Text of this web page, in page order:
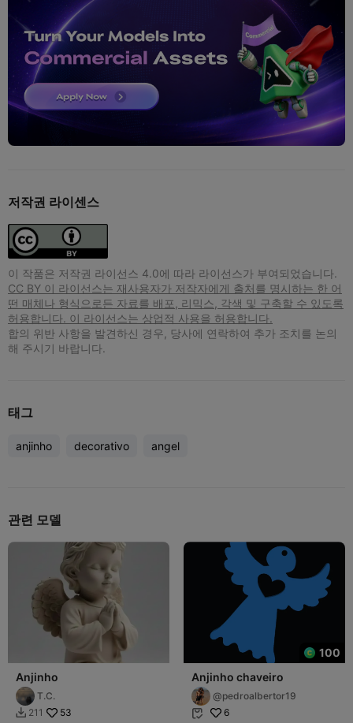
저작권 라이센스
이 작품은 저작권 라이선스 4.0에 따라 라이선스가 부여되었습니다.
CC BY 이 라이선스는 재사용자가 저작자에게 출처를 명시하는 한 어
떤 매체나 형식으로든 자료를 배포, 리믹스, 각색 및 구축할 수 있도록
허용합니다. 이 라이선스는 상업적 사용을 허용합니다.
합의 위반 사항을 발견하신 경우, 당사에 연락하여 추가 조치를 논의
해 주시기 바랍니다.
태그
anjinho decorativo angel
관련 모델
Anjinho
T.C.
 211 53
100
Anjinho chaveiro
@pedroalbertor19
 6